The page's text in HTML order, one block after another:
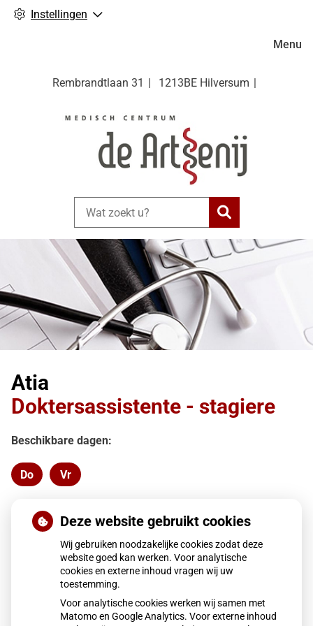
Instellingen
Rembrandtlaan 31 1213BE Hilversum
Zoeken
Menu
Atia
Doktersassistente - stagiere
Beschikbare dagen:
Donderdag
Do Vrijdag
Vr
Terug naar overzicht
Deze website gebruikt cookies
Wij gebruiken noodzakelijke cookies zodat deze
website goed kan werken. Voor analytische
cookies en externe inhoud vragen wij uw
toestemming.
Voor analytische cookies werken wij samen met
Matomo en Google Analytics. Voor externe inhoud